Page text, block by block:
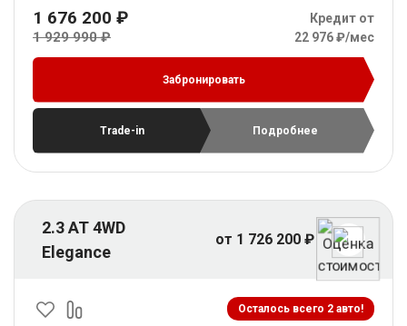
1 676 200 ₽
1 929 990 ₽
Кредит от
22 976 ₽/мес
Забронировать
Trade-in Подробнее
2.3 AT 4WD
Elegance
от 1 726 200 ₽
Осталось всего 2 авто!